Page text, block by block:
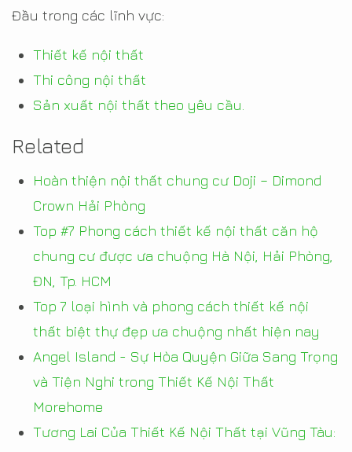
Đầu trong các lĩnh vực:
Thiết kế nội thất
Thi công nội thất
Sản xuất nội thất theo yêu cầu.
Related
Hoàn thiện nội thất chung cư Doji – Dimond
Crown Hải Phòng
Top #7 Phong cách thiết kế nội thất căn hộ
chung cư được ưa chuộng Hà Nội, Hải Phòng,
ĐN, Tp. HCM
Top 7 loại hình và phong cách thiết kế nội
thất biệt thự đẹp ưa chuộng nhất hiện nay
Angel Island - Sự Hòa Quyện Giữa Sang Trọng
và Tiện Nghi trong Thiết Kế Nội Thất
Morehome
Tương Lai Của Thiết Kế Nội Thất tại Vũng Tàu: